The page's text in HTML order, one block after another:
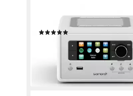
Internetradio)
(2)
415,99 €
mtl. in 36 Raten
lieferbar - in 2-3 Werktagen bei dir